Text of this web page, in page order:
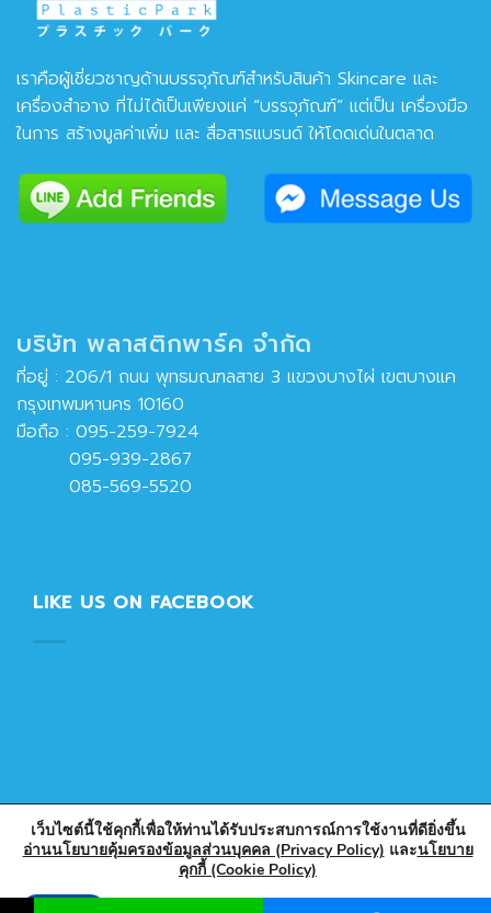
เราคือผู้เชี่ยวชาญด้านบรรจุภัณฑ์สำหรับสินค้า Skincare และ
เครื่องสำอาง ที่ไม่ได้เป็นเพียงแค่ “บรรจุภัณฑ์” แต่เป็น เครื่องมือ
ในการ สร้างมูลค่าเพิ่ม และ สื่อสารแบรนด์ ให้โดดเด่นในตลาด
บริษัท พลาสติกพาร์ค จำกัด
ที่อยู่ : 206/1 ถนน พุทธมณฑลสาย 3 แขวงบางไผ่ เขตบางแค
กรุงเทพมหานคร 10160
มือถือ : 095-259-7924
095-939-2867
085-569-5520
LIKE US ON FACEBOOK
Copyright 2026 © Designed & Developed by PlasticPark
Store
เว็บไซต์นี้ใช้คุกกี้เพื่อให้ท่านได้รับประสบการณ์การใช้งานที่ดียิ่งขึ้น
อ่านนโยบายคุ้มครองข้อมูลส่วนบุคคล (Privacy Policy) และนโยบาย
คุกกี้ (Cookie Policy)